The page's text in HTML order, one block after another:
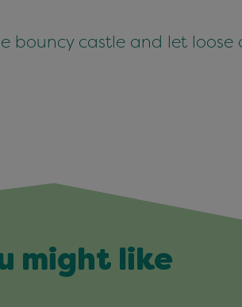
bouncy castle and let
might like